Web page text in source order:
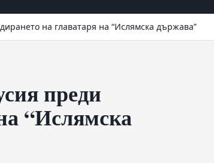
на главатаря на “Ислямска държава”
преди
“Ислямска